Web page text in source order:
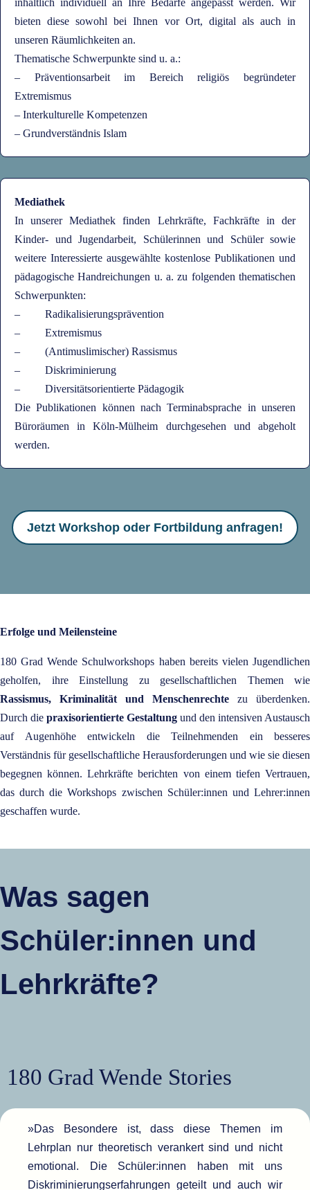
bieten diese sowohl bei Ihnen vor Ort, digital als auch in
unseren Räumlichkeiten an.
Thematische Schwerpunkte sind u. a.:
– Präventionsarbeit im Bereich religiös begründeter
Extremismus
– Interkulturelle Kompetenzen
– Grundverständnis Islam
Mediathek
In unserer Mediathek finden Lehrkräfte, Fachkräfte in der
Kinder- und Jugendarbeit, Schülerinnen und Schüler sowie
weitere Interessierte ausgewählte kostenlose Publikationen und
pädagogische Handreichungen u. a. zu folgenden thematischen
Schwerpunkten:
– Radikalisierungsprävention
– Extremismus
– (Antimuslimischer) Rassismus
– Diskriminierung
– Diversitätsorientierte Pädagogik
Die Publikationen können nach Terminabsprache in unseren
Büroräumen in Köln-Mülheim durchgesehen und abgeholt
werden.
Jetzt Workshop oder Fortbildung anfragen!
Erfolge und Meilensteine
180 Grad Wende Schulworkshops haben bereits vielen Jugendlichen
geholfen, ihre Einstellung zu gesellschaftlichen Themen wie
Rassismus, Kriminalität und Menschenrechte zu überdenken.
Durch die praxisorientierte Gestaltung und den intensiven Austausch
auf Augenhöhe entwickeln die Teilnehmenden ein besseres
Verständnis für gesellschaftliche Herausforderungen und wie sie diesen
begegnen können. Lehrkräfte berichten von einem tiefen Vertrauen,
das durch die Workshops zwischen Schüler:innen und Lehrer:innen
geschaffen wurde.
Was sagen
Schüler:innen und
Lehrkräfte?
180 Grad Wende Stories
»Das Besondere ist, dass diese Themen im
Lehrplan nur theoretisch verankert sind und nicht
emotional. Die Schüler:innen haben mit uns
Diskriminierungserfahrungen geteilt und auch wir